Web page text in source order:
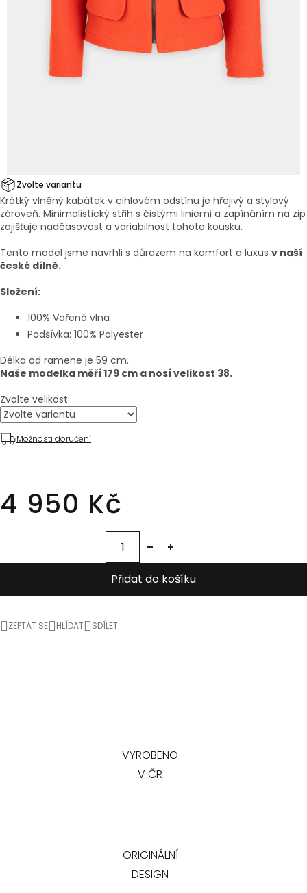
4 950 Kč
Zvolte variantu
Zvolte velikost:
Možnosti doručení
Přidat do košíku
Krátký vlněný kabátek v cihlovém odstínu je hřejivý a stylový
zároveň. Minimalistický střih s čistými liniemi a zapínáním na zip
zajišťuje nadčasovost a variabilnost tohoto kousku.
Tento model jsme navrhli s důrazem na komfort a luxus v naší
české dílně.
Složení:
100% Vařená vlna
Podšívka: 100% Polyester
Délka od ramene je 59 cm.
Naše modelka měří 179 cm a nosí velikost 38.
ZEPTAT SE HLÍDAT SDÍLET
VYROBENO
V ČR
ORIGINÁLNÍ
DESIGN